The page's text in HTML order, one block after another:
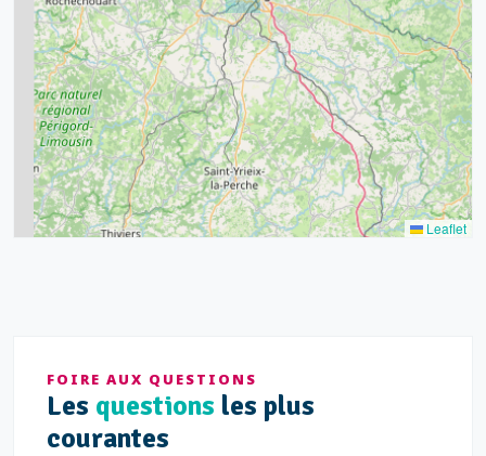
9
2
3
11
5
8
7
20
15
Leaflet
FOIRE AUX QUESTIONS
Les questions les plus
courantes